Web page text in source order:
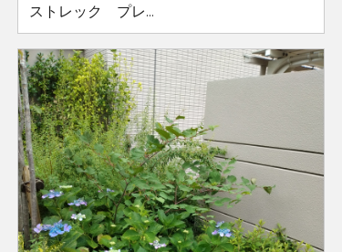
ストレック プレ...